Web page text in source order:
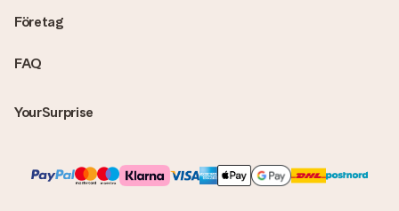
FAQ
YourSurprise
Företag